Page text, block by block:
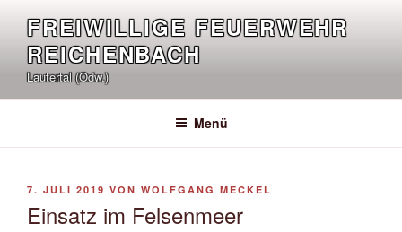
Inhalt
springen
FREIWILLIGE FEUERWEHR
REICHENBACH
Lautertal (Odw.)
Menü
VERÖFFENTLICHT
7. JULI 2019 VON WOLFGANG MECKEL
Einsatz im Felsenmeer